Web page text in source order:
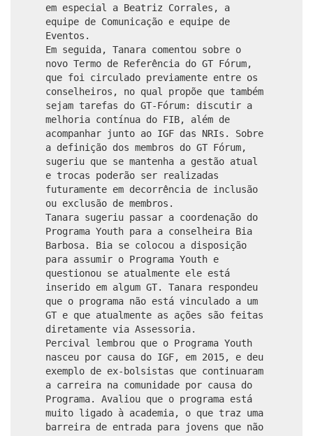
em especial a Beatriz Corrales, a
equipe de Comunicação e equipe de
Eventos.
Em seguida, Tanara comentou sobre o
novo Termo de Referência do GT Fórum,
que foi circulado previamente entre os
conselheiros, no qual propõe que também
sejam tarefas do GT-Fórum: discutir a
melhoria contínua do FIB, além de
acompanhar junto ao IGF das NRIs. Sobre
a definição dos membros do GT Fórum,
sugeriu que se mantenha a gestão atual
e trocas poderão ser realizadas
futuramente em decorrência de inclusão
ou exclusão de membros.
Tanara sugeriu passar a coordenação do
Programa Youth para a conselheira Bia
Barbosa. Bia se colocou a disposição
para assumir o Programa Youth e
questionou se atualmente ele está
inserido em algum GT. Tanara respondeu
que o programa não está vinculado a um
GT e que atualmente as ações são feitas
diretamente via Assessoria.
Percival lembrou que o Programa Youth
nasceu por causa do IGF, em 2015, e deu
exemplo de ex-bolsistas que continuaram
a carreira na comunidade por causa do
Programa. Avaliou que o programa está
muito ligado à academia, o que traz uma
barreira de entrada para jovens que não